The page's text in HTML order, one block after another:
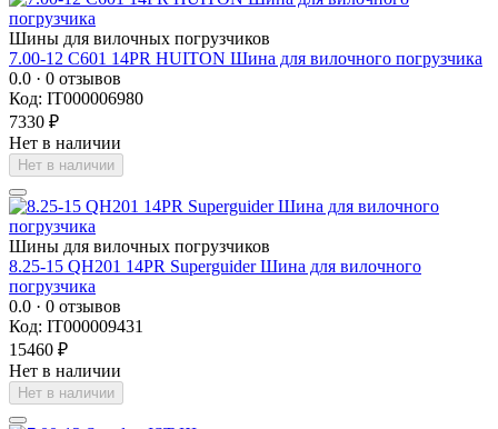
Шины для вилочных погрузчиков
7.00-12 C601 14PR HUITON Шина для вилочного погрузчика
0.0 · 0 отзывов
Код: IT000006980
7330 ₽
Нет в наличии
Нет в наличии
Шины для вилочных погрузчиков
8.25-15 QH201 14PR Superguider Шина для вилочного
погрузчика
0.0 · 0 отзывов
Код: IT000009431
15460 ₽
Нет в наличии
Нет в наличии